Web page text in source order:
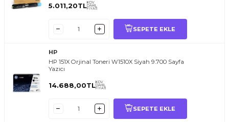
5.011,20TLKDV
DAHİL
FİYATI
SEPETE EKLE
HP
HP 151X Orjinal Toneri W1510X Siyah 9.700 Sayfa
Yazıcı
14.688,00TLKDV
DAHİL
FİYATI
SEPETE EKLE